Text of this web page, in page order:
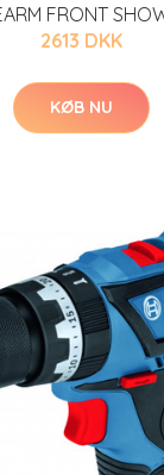
FRONT
2613 DKK
KØB NU